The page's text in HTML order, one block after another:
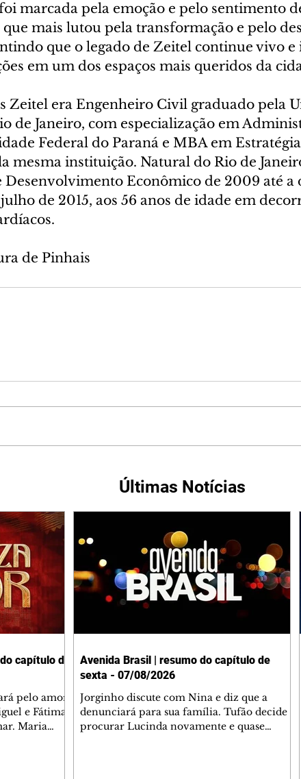
marcada pela emoção e pelo sentimento
que mais lutou pela transformação e pelo
que o legado de Zeitel continue vivo e
em um dos espaços mais queridos da
Zeitel era Engenheiro Civil graduado pela
de Janeiro, com especialização em
Federal do Paraná e MBA em
mesma instituição. Natural do Rio de
Econômico de 2009 até a
de 2015, aos 56 anos de idade em
de Pinhais
Últimas Notícias
capítulo de
pelo amor
e Fátima
Maria
Avenida Brasil | resumo do capítulo de
sexta - 07/08/2026
Jorginho discute com Nina e diz que a
denunciará para sua família. Tufão decide
procurar Lucinda novamente e quase